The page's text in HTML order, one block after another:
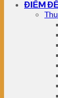
ĐIỂM